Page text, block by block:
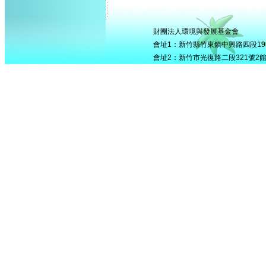
財團法人環境與發展基金會
會址1：新竹縣竹東鎮中興路四段
會址2：新竹市光復路二段321號2